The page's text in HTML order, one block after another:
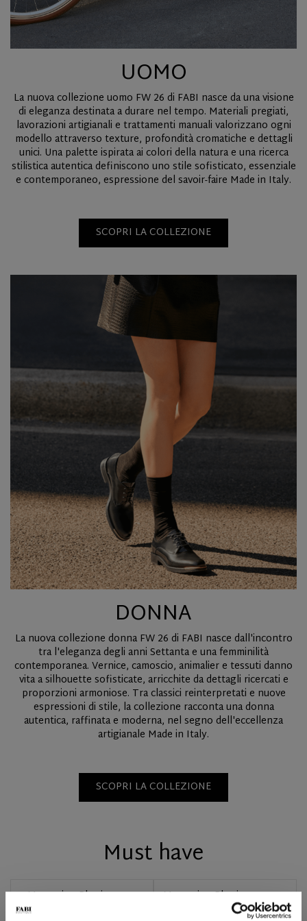
UOMO
La nuova collezione uomo FW 26 di FABI nasce da una visione
di eleganza destinata a durare nel tempo. Materiali pregiati,
lavorazioni artigianali e trattamenti manuali valorizzano ogni
modello attraverso texture, profondità cromatiche e dettagli
unici. Una palette ispirata ai colori della natura e una ricerca
stilistica autentica definiscono uno stile sofisticato, essenziale
e contemporaneo, espressione del savoir-faire Made in Italy.
SCOPRI LA COLLEZIONE
DONNA
La nuova collezione donna FW 26 di FABI nasce dall'incontro
tra l'eleganza degli anni Settanta e una femminilità
contemporanea. Vernice, camoscio, animalier e tessuti danno
vita a silhouette sofisticate, arricchite da dettagli ricercati e
proporzioni armoniose. Tra classici reinterpretati e nuove
espressioni di stile, la collezione racconta una donna
autentica, raffinata e moderna, nel segno dell'eccellenza
artigianale Made in Italy.
SCOPRI LA COLLEZIONE
Must have
Mocassino Play in cervo Mocassino Play in camoscio